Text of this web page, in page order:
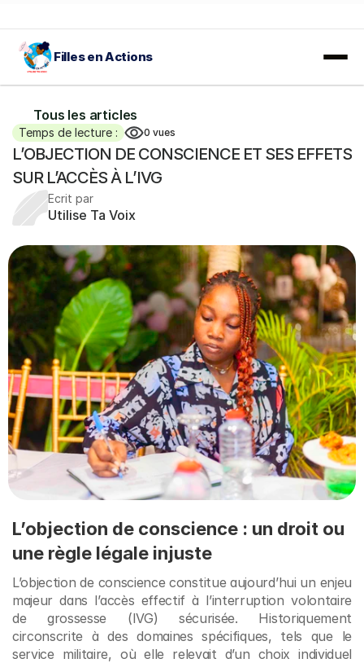
Filles en Actions
Tous les articles
Temps de lecture : 0 vues
L’OBJECTION DE CONSCIENCE ET SES EFFETS
SUR L’ACCÈS À L’IVG
Ecrit par
Utilise Ta Voix
L’objection de conscience : un droit ou
une règle légale injuste
L’objection de conscience constitue aujourd’hui un enjeu
majeur dans l’accès effectif à l’interruption volontaire
de grossesse (IVG) sécurisée. Historiquement
circonscrite à des domaines spécifiques, tels que le
service militaire, où elle relevait d’un choix individuel